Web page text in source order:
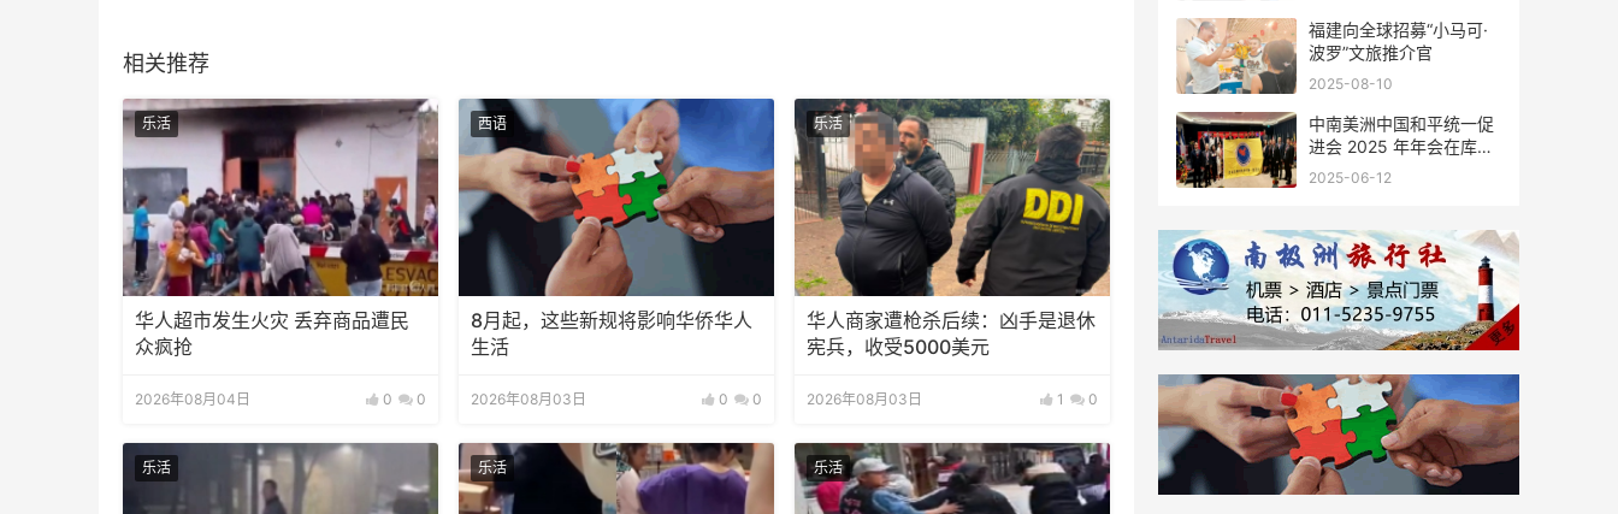
相关推荐
乐活
华人超市发生火灾 丢弃商品遭民
众疯抢
2026年08月04日 0 0
西语
8月起，这些新规将影响华侨华人
生活
2026年08月03日 0 0
乐活
华人商家遭枪杀后续：凶手是退休
宪兵，收受5000美元
2026年08月03日 1 0
乐活 乐活 乐活
福建向全球招募“小马可·
波罗”文旅推介官
2025-08-10
中南美洲中国和平统一促
进会 2025 年年会在库拉
索圆满举行，共绘反“独”
2025-06-12